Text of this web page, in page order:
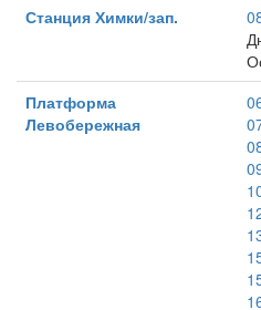
Станция Химки/зап.
Платформа
Левобережная